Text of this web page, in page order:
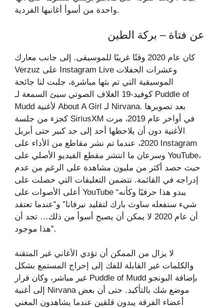
واحدة من أسوأ أغانيها الفردية.
عن فتاة – بركة الطين
كان عام 2020 وقتًا غريبًا للموسيقى. إلى جانب معارك
Verzuz على Instagram Live وعشرات الحفلات
الموسيقية التي تم بثها مباشرة، جلبت لنا جائحة
كوفيد-19 الغلاف الصوتي سيئ السمعة لـ Puddle of
Mudd لأغنية About A Girl لـ Nirvana. بعد تصويرها
كجزء من جلسة SiriusXM في أواخر عام 2019، مرت
الأغنية دون أن يلاحظها أحد إلى حد كبير حتى أبريل
2020، عندما تم نشر مقاطع من الأداء على Instagram
وسرعان ما انتشر مقطع الفيديو الأصلي على YouTube،
حيث حصد أكثر من مليون مشاهدة على الرغم من عدم
إدراجه في القائمة. تتضمن التعليقات التي حصلت على
أعلى الأصوات على YouTube “يبدو هذا حرفيًا وكأنه
شيء ستفعله ساوث بارك لتقليد نيرفانا” و”عندما تعتقد
أن عام 2020 لا يمكن أن يصبح أسوأ من ذلك… تجد أن
هذا موجود”.
لا يزال من الممكن أن تؤدي الأغاني غير المتقنة
والكلمات غير القابلة للفك إلى إحراج المستمع بشكل
غير مباشر، وكان قرار Puddle of Mudd بإضافة البونجو
إلى أغنية Nirvana موضع شك بالتأكيد. حتى أن بعض
أعضاء الفرقة يبدون قلقين عندما يشاهدون المغني